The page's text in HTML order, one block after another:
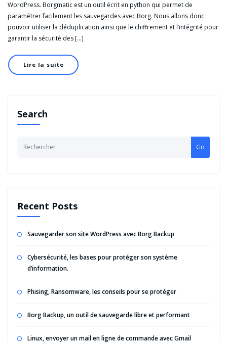
WordPress. Borgmatic est un outil écrit en python qui permet de
paramétrer facilement les sauvegardes avec Borg. Nous allons donc
pouvoir utiliser la déduplication ainsi que le chiffrement et l’intégrité pour
garantir la sécurité des […]
Lire la suite
Search
Go
Recent Posts
Sauvegarder son site WordPress avec Borg Backup
Cybersécurité, les bases pour protéger son système
d’information.
Phising, Ransomware, les conseils pour se protéger
Borg Backup, un outil de sauvegarde libre et performant
Linux, envoyer un mail en ligne de commande avec Gmail